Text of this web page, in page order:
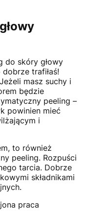
do skóry głowy
trafiłaś!
masz suchy i
będzie
peeling –
powinien mieć
i
to również
peeling. Rozpuści
tarcia. Dobrze
składnikami
praca